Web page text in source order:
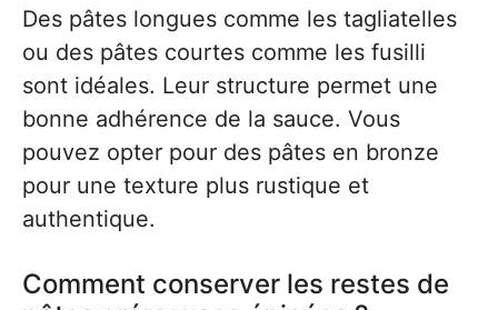
Des pâtes longues comme les tagliatelles
ou des pâtes courtes comme les fusilli
sont idéales. Leur structure permet une
bonne adhérence de la sauce. Vous
pouvez opter pour des pâtes en bronze
pour une texture plus rustique et
authentique.
Comment conserver les restes de